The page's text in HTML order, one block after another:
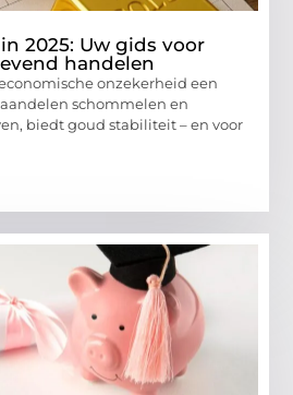
2025: Uw gids voor
handelen
onzekerheid een
schommelen en
biedt goud stabiliteit – en voor